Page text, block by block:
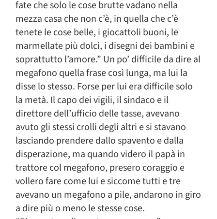
fate che solo le cose brutte vadano nella
mezza casa che non c’è, in quella che c’è
tenete le cose belle, i giocattoli buoni, le
marmellate più dolci, i disegni dei bambini e
soprattutto l’amore.” Un po’ difficile da dire al
megafono quella frase così lunga, ma lui la
disse lo stesso. Forse per lui era difficile solo
la metà. Il capo dei vigili, il sindaco e il
direttore dell’ufficio delle tasse, avevano
avuto gli stessi crolli degli altri e si stavano
lasciando prendere dallo spavento e dalla
disperazione, ma quando videro il papà in
trattore col megafono, presero coraggio e
vollero fare come lui e siccome tutti e tre
avevano un megafono a pile, andarono in giro
a dire più o meno le stesse cose.